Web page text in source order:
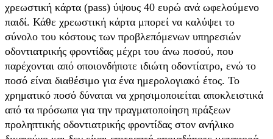
χρεωστική κάρτα (pass) ύψους 40 ευρώ ανά ωφελούμενο
παιδί. Κάθε χρεωστική κάρτα μπορεί να καλύψει το
σύνολο του κόστους των προβλεπόμενων υπηρεσιών
οδοντιατρικής φροντίδας μέχρι του άνω ποσού, που
παρέχονται από οποιονδήποτε ιδιώτη οδοντίατρο, ενώ το
ποσό είναι διαθέσιμο για ένα ημερολογιακό έτος. Το
χρηματικό ποσό δύναται να χρησιμοποιείται αποκλειστικά
από τα πρόσωπα για την πραγματοποίηση πράξεων
προληπτικής οδοντιατρικής φροντίδας στον ανήλικο